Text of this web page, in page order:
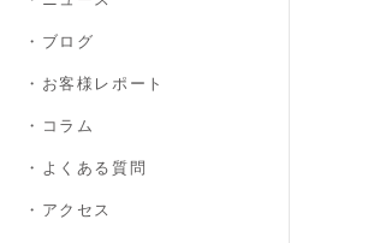
・ブログ
・お客様レポート
・コラム
・よくある質問
・アクセス